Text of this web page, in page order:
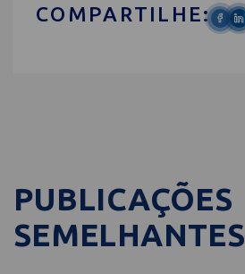
COMPARTILHE:
PUBLICAÇÕES
SEMELHANTES